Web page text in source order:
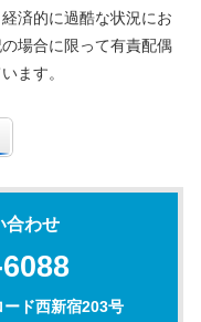
済的に過酷な状況にお
場合に限って有責配偶
ます。
合わせ
ド西新宿203号